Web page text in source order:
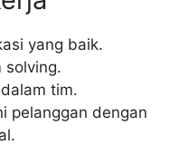
yang baik.
solving.
tim.
pelanggan dengan